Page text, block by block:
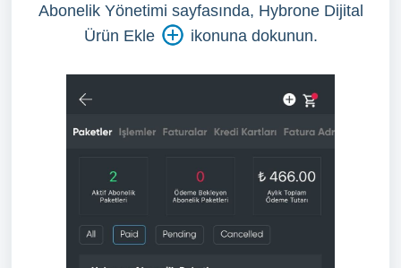
Abonelik Yönetimi sayfasında, Hybrone Dijital
Ürün Ekle
ikonuna dokunun.